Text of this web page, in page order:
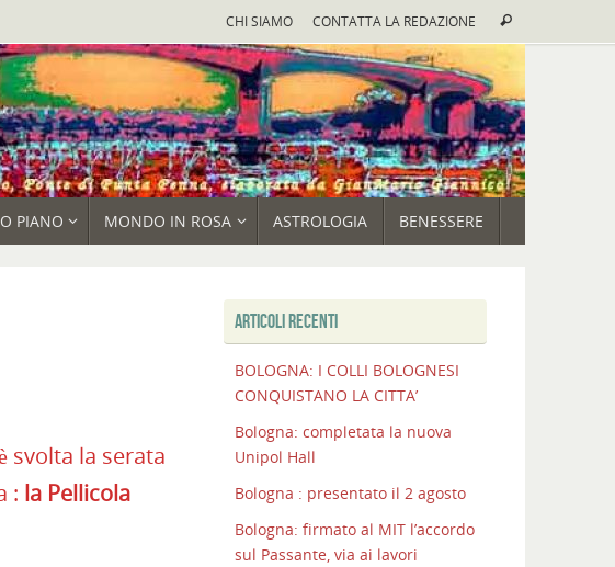
CHI SIAMO CONTATTA LA REDAZIONE Cerca
PIANO MONDO IN ROSA ASTROLOGIA BENESSERE
svolta la serata
: la Pellicola
ARTICOLI RECENTI
BOLOGNA: I COLLI BOLOGNESI
CONQUISTANO LA CITTA’
Bologna: completata la nuova
Unipol Hall
Bologna : presentato il 2 agosto
Bologna: firmato al MIT l’accordo
sul Passante, via ai lavori